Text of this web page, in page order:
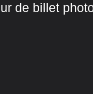
de billet